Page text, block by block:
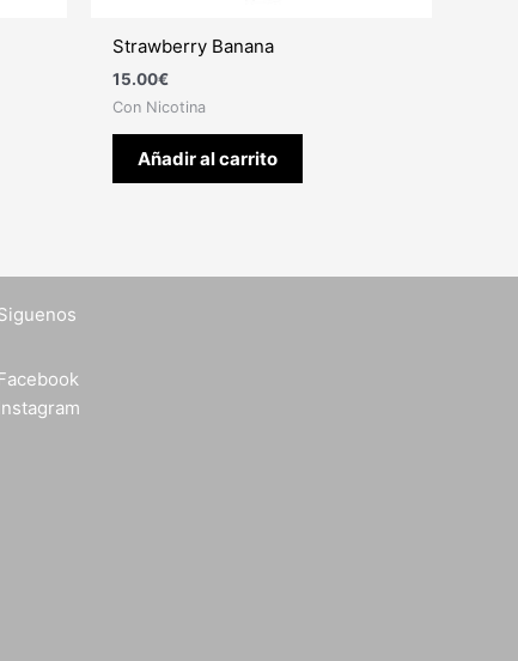
Strawberry Banana
15.00€
Con Nicotina
Añadir al carrito